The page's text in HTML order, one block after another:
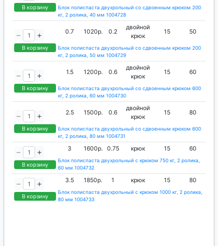
В корзину
Блок полиспаста двухрольный со сдвоенным крюком 200
кг, 2 ролика, 40 мм 1004728
В корзину
0.7 1020р. 0.2
двойной
крюк
15 50
Блок полиспаста двухрольный со сдвоенным крюком 200
кг, 2 ролика, 50 мм 1004729
В корзину
1.5 1200р. 0.6
двойной
крюк
15 60
Блок полиспаста двухрольный со сдвоенным крюком 600
кг, 2 ролика, 60 мм 1004730
В корзину
2.5 1500р. 0.6
двойной
крюк
15 80
Блок полиспаста двухрольный со сдвоенным крюком 600
кг, 2 ролика, 80 мм 1004731
В корзину
3 1600р. 0.75 крюк 15 60
Блок полиспаста двухрольный с крюком 750 кг, 2 ролика,
60 мм 1004732
В корзину
3.5 1850р. 1 крюк 15 80
Блок полиспаста двухрольный с крюком 1000 кг, 2 ролика,
80 мм 1004733